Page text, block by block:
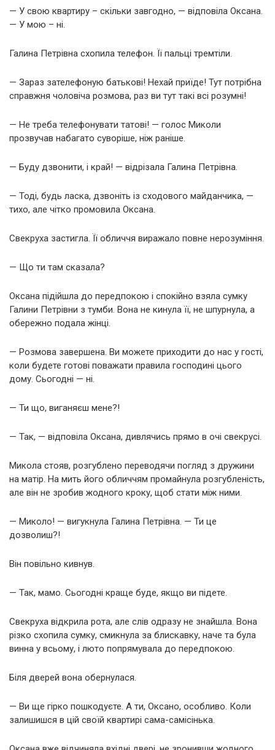
— У свою квартиру – скільки завгодно, — відповіла Оксана.
— У мою – ні.
Галина Петрівна схопила телефон. Її пальці тремтіли.
— Зараз зателефоную батькові! Нехай приїде! Тут потрібна
справжня чоловіча розмова, раз ви тут такі всі розумні!
— Не треба телефонувати татові! — голос Миколи
прозвучав набагато суворіше, ніж раніше.
— Буду дзвонити, і край! — відрізала Галина Петрівна.
— Тоді, будь ласка, дзвоніть із сходового майданчика, —
тихо, але чітко промовила Оксана.
Свекруха застигла. Її обличчя виражало повне нерозуміння.
— Що ти там сказала?
Оксана підійшла до передпокою і спокійно взяла сумку
Галини Петрівни з тумби. Вона не кинула її, не шпурнула, а
обережно подала жінці.
— Розмова завершена. Ви можете приходити до нас у гості,
коли будете готові поважати правила господині цього
дому. Сьогодні — ні.
— Ти що, виганяєш мене?!
— Так, — відповіла Оксана, дивлячись прямо в очі свекрусі.
Микола стояв, розгублено переводячи погляд з дружини
на матір. На мить його обличчям промайнула розгубленість,
але він не зробив жодного кроку, щоб стати між ними.
— Миколо! — вигукнула Галина Петрівна. — Ти це
дозволиш?!
Він повільно кивнув.
— Так, мамо. Сьогодні краще буде, якщо ви підете.
Свекруха відкрила рота, але слів одразу не знайшла. Вона
різко схопила сумку, смикнула за блискавку, наче та була
винна у всьому, і люто попрямувала до передпокою.
Біля дверей вона обернулася.
— Ви ще гірко пошкодуєте. А ти, Оксано, особливо. Коли
залишишся в цій своїй квартирі сама-самісінька.